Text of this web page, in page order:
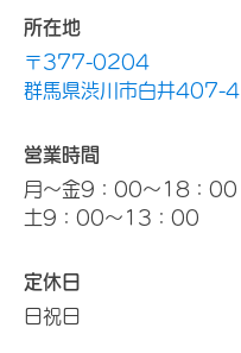
所在地
〒377-0204
群馬県渋川市白井407-4
営業時間
月～金9：00～18：00
土9：00～13：00
定休日
日祝日